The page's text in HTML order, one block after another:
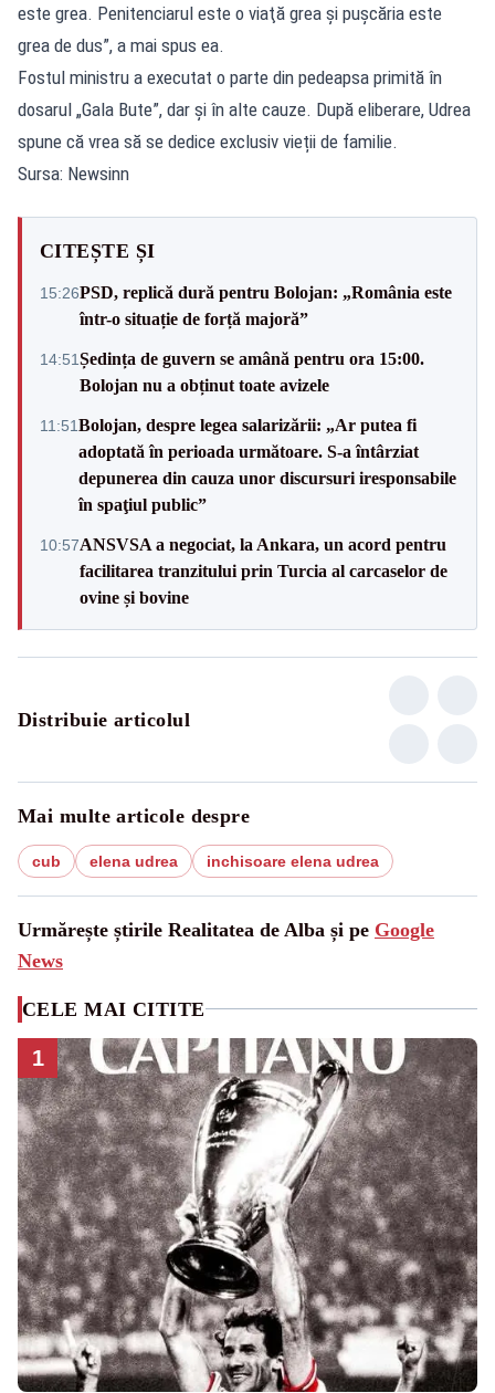
este grea. Penitenciarul este o viaţă grea şi puşcăria este
grea de dus”, a mai spus ea.
Fostul ministru a executat o parte din pedeapsa primită în
dosarul „Gala Bute”, dar și în alte cauze. După eliberare, Udrea
spune că vrea să se dedice exclusiv vieții de familie.
Sursa: Newsinn
CITEȘTE ȘI
15:26PSD, replică dură pentru Bolojan: „România este
într-o situație de forță majoră”
14:51Ședința de guvern se amână pentru ora 15:00.
Bolojan nu a obținut toate avizele
11:51Bolojan, despre legea salarizării: „Ar putea fi
adoptată în perioada următoare. S-a întârziat
depunerea din cauza unor discursuri iresponsabile
în spaţiul public”
10:57ANSVSA a negociat, la Ankara, un acord pentru
facilitarea tranzitului prin Turcia al carcaselor de
ovine și bovine
Distribuie articolul
Mai multe articole despre
cub elena udrea inchisoare elena udrea
Urmărește știrile Realitatea de Alba și pe Google
News
CELE MAI CITITE
1